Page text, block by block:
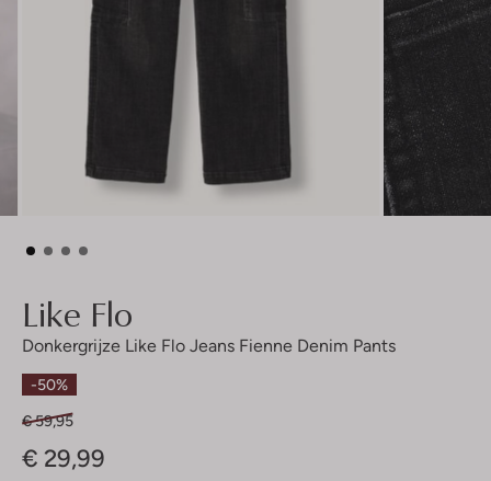
Like Flo
Donkergrijze Like Flo Jeans Fienne Denim Pants
-50%
€ 59,95
€ 29,99